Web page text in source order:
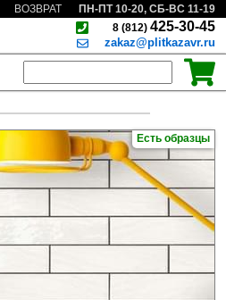
ВОЗВРАТ
ПН-ПТ 10-20, СБ-ВС 11-19
8 (812) 425-30-45
zakaz@plitkazavr.ru
Есть образцы